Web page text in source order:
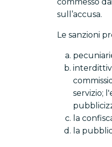
sull’accusa.
Le sanzioni
servizio;
la
la